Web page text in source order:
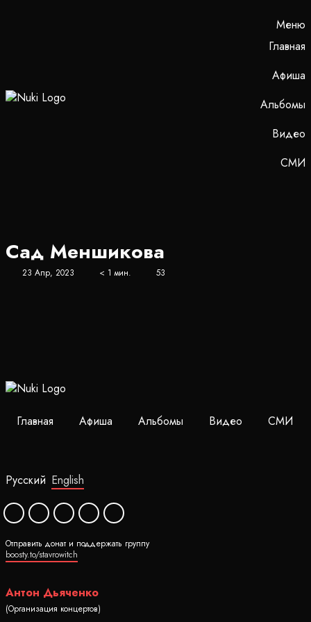
Меню
Главная
Афиша
Альбомы
Видео
СМИ
Сад Меншикова
23 Апр, 2023 < 1 мин. 53
Главная Афиша Альбомы Видео СМИ
Русский English
Отправить донат и поддержать группу
boosty.to/stavrowitch
Антон Дьяченко
(Организация концертов)